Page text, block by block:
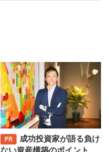
成功投資家が語る負け